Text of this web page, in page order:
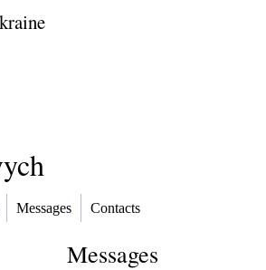
Messages Contacts
Messages